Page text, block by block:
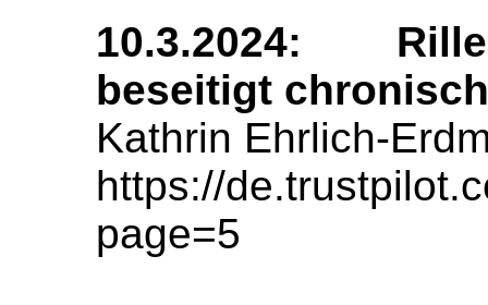
10.3.2024:
beseitigt
Kathrin Ehrlich-
https://
page=5